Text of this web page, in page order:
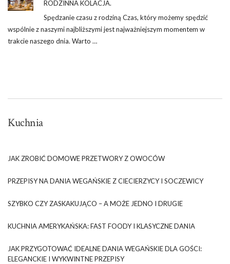
RODZINNA KOLACJA.
Spędzanie czasu z rodziną Czas, który możemy spędzić
wspólnie z naszymi najbliższymi jest najważniejszym momentem w
trakcie naszego dnia. Warto …
Kuchnia
JAK ZROBIĆ DOMOWE PRZETWORY Z OWOCÓW
PRZEPISY NA DANIA WEGAŃSKIE Z CIECIERZYCY I SOCZEWICY
SZYBKO CZY ZASKAKUJĄCO – A MOŻE JEDNO I DRUGIE
KUCHNIA AMERYKAŃSKA: FAST FOODY I KLASYCZNE DANIA
JAK PRZYGOTOWAĆ IDEALNE DANIA WEGAŃSKIE DLA GOŚCI:
ELEGANCKIE I WYKWINTNE PRZEPISY